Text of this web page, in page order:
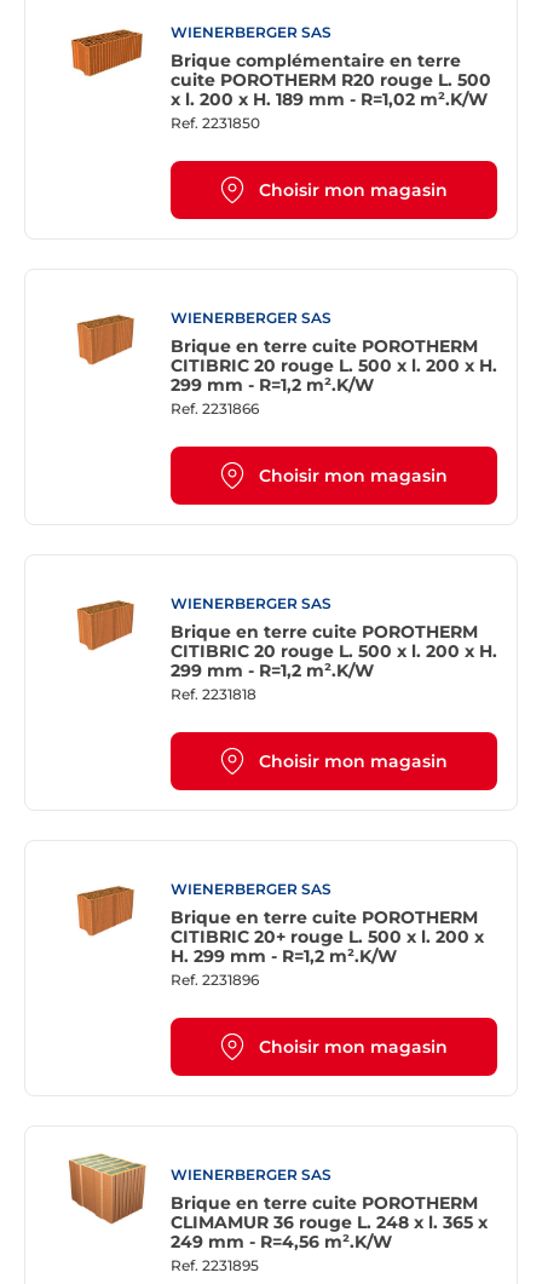
WIENERBERGER SAS
Brique complémentaire en terre
cuite POROTHERM R20 rouge L. 500
x l. 200 x H. 189 mm - R=1,02 m².K/W
Ref. 2231850
Choisir mon magasin
WIENERBERGER SAS
Brique en terre cuite POROTHERM
CITIBRIC 20 rouge L. 500 x l. 200 x H.
299 mm - R=1,2 m².K/W
Ref. 2231866
Choisir mon magasin
WIENERBERGER SAS
Brique en terre cuite POROTHERM
CITIBRIC 20 rouge L. 500 x l. 200 x H.
299 mm - R=1,2 m².K/W
Ref. 2231818
Choisir mon magasin
WIENERBERGER SAS
Brique en terre cuite POROTHERM
CITIBRIC 20+ rouge L. 500 x l. 200 x
H. 299 mm - R=1,2 m².K/W
Ref. 2231896
Choisir mon magasin
WIENERBERGER SAS
Brique en terre cuite POROTHERM
CLIMAMUR 36 rouge L. 248 x l. 365 x
249 mm - R=4,56 m².K/W
Ref. 2231895